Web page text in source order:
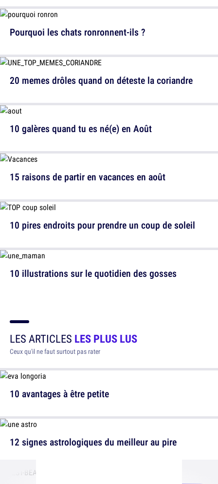
Pourquoi les chats ronronnent-ils ?
10 galères quand tu es né(e) en Août
10 pires endroits pour prendre un coup de soleil
20 memes drôles quand on déteste la coriandre
15 raisons de partir en vacances en août
10 illustrations sur le quotidien des gosses
LES ARTICLES LES PLUS LUS
Ceux qu'il ne faut surtout pas rater
10 avantages à être petite
12 signes astrologiques du meilleur au pire